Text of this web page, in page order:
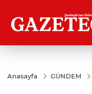
Anasayfa GÜNDEM